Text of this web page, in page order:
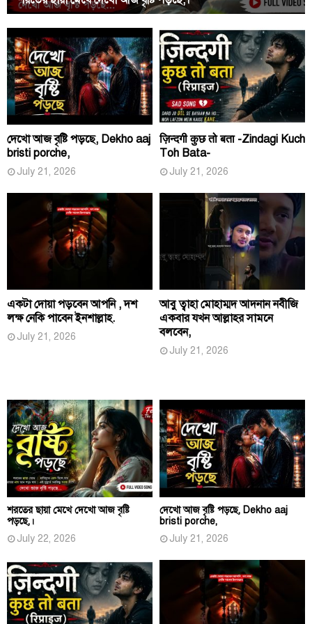
দেখো আজ বৃষ্টি পড়ছে, Dekho aaj
bristi porche,
July 21, 2026
ज़िन्दगी कुछ तो बता -Zindagi Kuch
Toh Bata-
July 21, 2026
একটা দোয়া পড়বেন আপনি , দশ
লক্ষ নেকি পাবেন ইনশাল্লাহ.
July 21, 2026
আবু ত্বাহা মোহাম্মদ আদনান নবীজি
একবার যখন আল্লাহর সামনে
বলবেন,
July 21, 2026
শরতের ছায়া মেখে দেখো আজ বৃষ্টি
পড়ছে,।
July 22, 2026
দেখো আজ বৃষ্টি পড়ছে, Dekho aaj
bristi porche,
July 21, 2026